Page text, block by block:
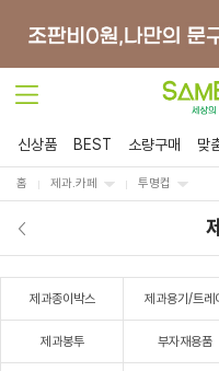
신상품 BEST 소량구매 맞
홈 제과.카페 투명컵
제과종이박스 제과용기/트레
제과봉투 부자재용품